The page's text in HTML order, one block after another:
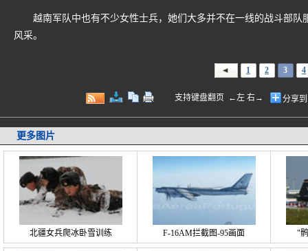
越南军队中也有不少女性士兵，她们大多并不在一线的战斗部队
风采。
1 2 3 4
支持键盘翻页 ←左 右→ 分享
更多图片
北疆女兵爬冰卧雪训练 F-16AM拦截图-95画面 "